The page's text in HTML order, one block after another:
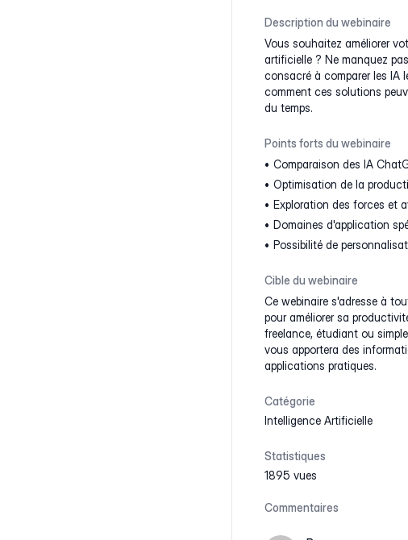
Description du webinaire
Vous souhaitez améliorer
artificielle ? Ne manquez
consacré à comparer les IA
comment ces solutions
du temps.
Points forts du webinaire
Comparaison des IA
Optimisation de la
Exploration des forces et
Domaines d'application
Possibilité de
Cible du webinaire
Ce webinaire s'adresse à
pour améliorer sa
freelance, étudiant ou
vous apportera des
applications pratiques.
Catégorie
Intelligence Artificielle
Statistiques
1895 vues
Commentaires